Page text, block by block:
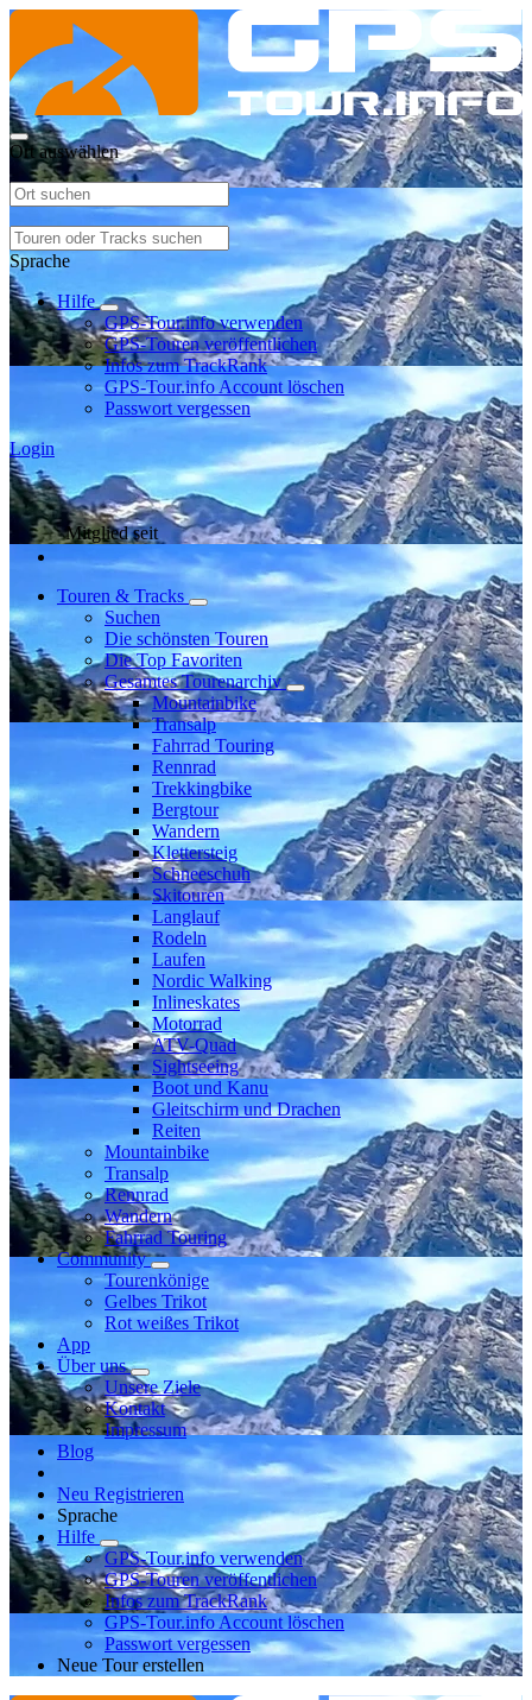
Ort auswählen
Sprache
Hilfe
GPS-Tour.info verwenden
GPS-Touren veröffentlichen
Infos zum TrackRank
GPS-Tour.info Account löschen
Passwort vergessen
Login
Mitglied seit
Touren & Tracks
Suchen
Die schönsten Touren
Die Top Favoriten
Gesamtes Tourenarchiv
Mountainbike
Transalp
Fahrrad Touring
Rennrad
Trekkingbike
Bergtour
Wandern
Klettersteig
Schneeschuh
Skitouren
Langlauf
Rodeln
Laufen
Nordic Walking
Inlineskates
Motorrad
ATV-Quad
Sightseeing
Boot und Kanu
Gleitschirm und Drachen
Reiten
Mountainbike
Transalp
Rennrad
Wandern
Fahrrad Touring
Community
Tourenkönige
Gelbes Trikot
Rot weißes Trikot
App
Über uns
Unsere Ziele
Kontakt
Impressum
Blog
Neu Registrieren
Sprache
Hilfe
GPS-Tour.info verwenden
GPS-Touren veröffentlichen
Infos zum TrackRank
GPS-Tour.info Account löschen
Passwort vergessen
Neue Tour erstellen